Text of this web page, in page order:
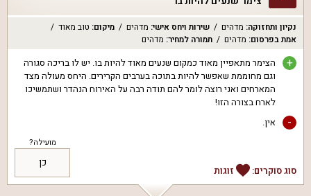
נקיון ותחזוקה: מדהים שירות ויחס אישי: מדהים מיקום: טוב מאוד
אמת בפרסום: מדהים תמורה למחיר: מדהים
+
הצימר מתאפיין מאוד כמקום שנעים מאוד להיות בו. יש לו בריכה סגורה
וגם מחוממת שאפשר להיות בתוכה בערבים הקרירים. היחס מעולה מצד
המארחים ואני רוצה לומר להם תודה רבה על האירוח הנהדר ושתמשיכו
לארח בצורה הזו!
- אין.
סוג סוקרים: זוגות
מועילה?
כן